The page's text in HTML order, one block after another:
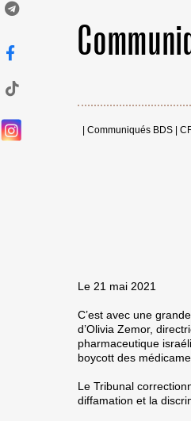
|Communiqués BDS |
Le 21 mai 2021
C’est avec une
d’Olivia Zemor,
pharmaceutique
boycott des
Le Tribunal
diffamation et la